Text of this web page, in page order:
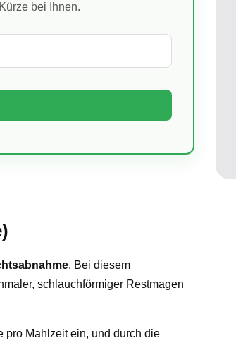
bei Ihnen.
. Bei diesem
schlauchförmiger Restmagen
pro Mahlzeit ein, und durch die